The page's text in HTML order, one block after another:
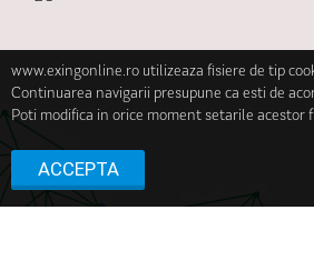
www.exingonline.ro utilizeaza fisiere de tip
Continuarea navigarii presupune ca esti de
Poti modifica in orice moment setarile
ACCEPTA